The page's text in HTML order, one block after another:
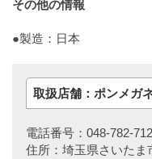
その他の情報
●製造：日本
取扱店舗：ポンメガ
電話番号：048-782-
住所：埼玉県さいたま